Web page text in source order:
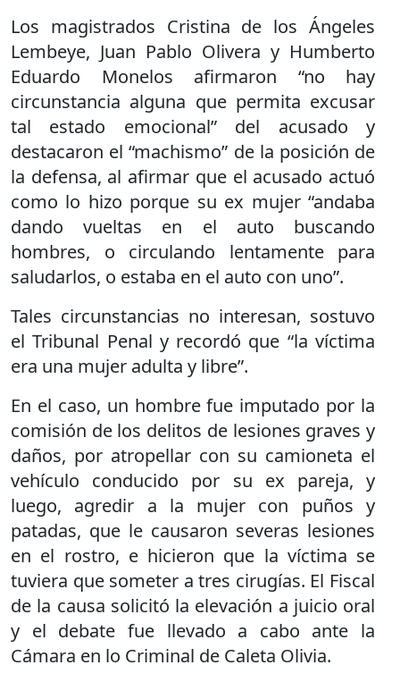
Los magistrados Cristina de los Ángeles
Lembeye, Juan Pablo Olivera y Humberto
Eduardo Monelos afirmaron “no hay
circunstancia alguna que permita excusar
tal estado emocional” del acusado y
destacaron el “machismo” de la posición de
la defensa, al afirmar que el acusado actuó
como lo hizo porque su ex mujer “andaba
dando vueltas en el auto buscando
hombres, o circulando lentamente para
saludarlos, o estaba en el auto con uno”.
Tales circunstancias no interesan, sostuvo
el Tribunal Penal y recordó que “la víctima
era una mujer adulta y libre”.
En el caso, un hombre fue imputado por la
comisión de los delitos de lesiones graves y
daños, por atropellar con su camioneta el
vehículo conducido por su ex pareja, y
luego, agredir a la mujer con puños y
patadas, que le causaron severas lesiones
en el rostro, e hicieron que la víctima se
tuviera que someter a tres cirugías. El Fiscal
de la causa solicitó la elevación a juicio oral
y el debate fue llevado a cabo ante la
Cámara en lo Criminal de Caleta Olivia.